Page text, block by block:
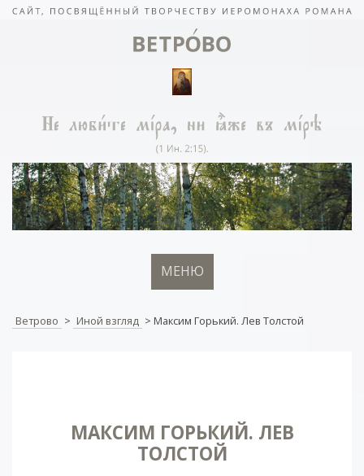
МЕНЮ
Ветрово > Иной взгляд > Максим Горький. Лев Толстой
МАКСИМ ГОРЬКИЙ. ЛЕВ
ТОЛСТОЙ